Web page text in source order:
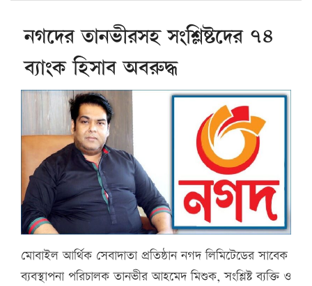
নগদের তানভীরসহ সংশ্লিষ্টদের ৭৪
ব্যাংক হিসাব অবরুদ্ধ
মোবাইল আর্থিক সেবাদাতা প্রতিষ্ঠান নগদ লিমিটেডের সাবেক
ব্যবস্থাপনা পরিচালক তানভীর আহমেদ মিশুক, সংশ্লিষ্ট ব্যক্তি ও